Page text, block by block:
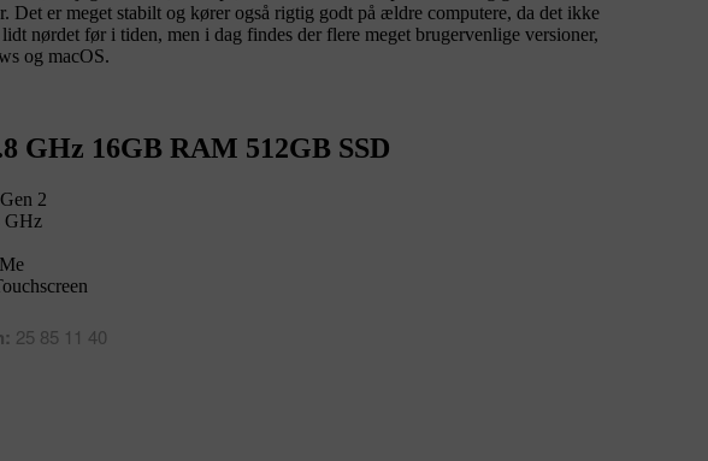
Det er meget stabilt og kører også rigtig godt på ældre computere, da det ikke
nørdet før i tiden, men i dag findes der flere meget brugervenlige versioner,
og macOS.
GHz 16GB RAM 512GB SSD
2
GHz
25 85 11 40